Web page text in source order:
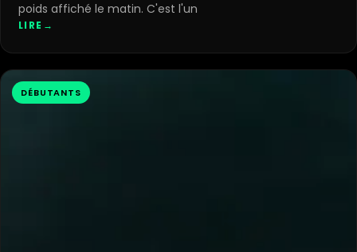
poids affiché le matin. C'est l'un
LIRE →
DÉBUTANTS